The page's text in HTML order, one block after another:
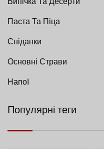
Паста Та Піца
Сніданки
Основні Страви
Напої
Популярні теги